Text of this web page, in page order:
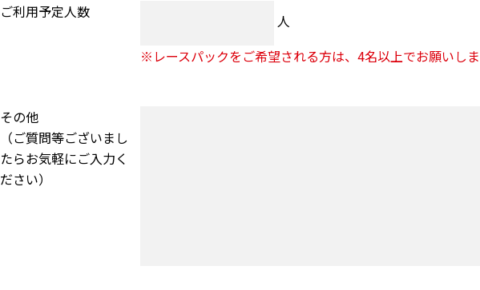
ご利用予定人数
人
※レースパックをご希望される方は、4名以上でお願いし
その他
（ご質問等ございまし
たらお気軽にご入力く
ださい）